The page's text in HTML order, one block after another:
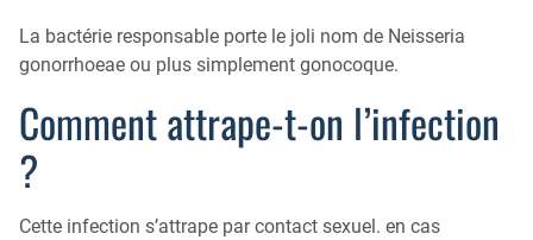
La bactérie responsable porte le joli nom de Neisseria
gonorrhoeae ou plus simplement gonocoque.
Comment attrape-t-on l’infection
?
Cette infection s’attrape par contact sexuel. en cas